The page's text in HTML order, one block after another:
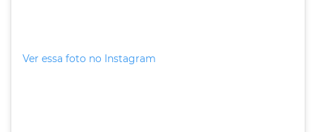
Ver essa foto no Instagram